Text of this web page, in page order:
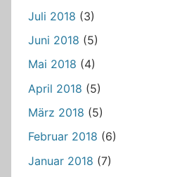
Juli 2018 (3)
Juni 2018 (5)
Mai 2018 (4)
April 2018 (5)
März 2018 (5)
Februar 2018 (6)
Januar 2018 (7)